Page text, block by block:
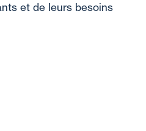
et de leurs besoins